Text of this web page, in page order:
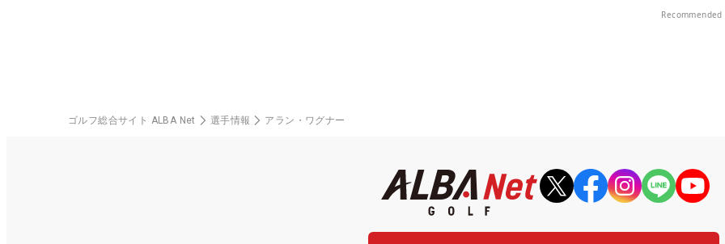
Recommended
ゴルフ総合サイト ALBA Net 選手情報 アラン・ワグナー